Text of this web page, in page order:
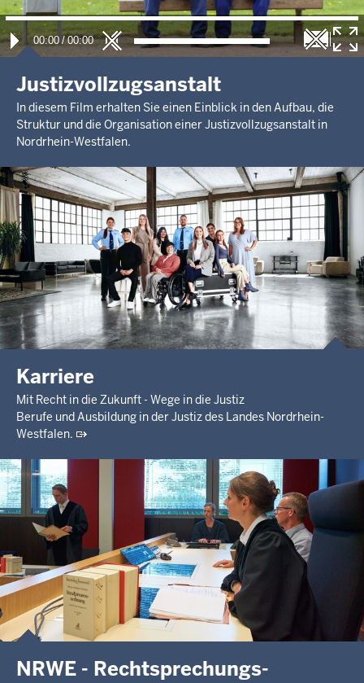
00:00 / 00:00
Justizvollzugsanstalt
In diesem Film erhalten Sie einen Einblick in den Aufbau, die
Struktur und die Organisation einer Justizvollzugsanstalt in
Nordrhein-Westfalen.
Karriere
Mit Recht in die Zukunft - Wege in die Justiz
Berufe und Ausbildung in der Justiz des Landes Nordrhein-
Westfalen.
NRWE - Rechtsprechungs­